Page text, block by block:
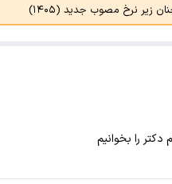
زیر نرخ مصوب جدید (۱۴۰۵)
را بخوانیم